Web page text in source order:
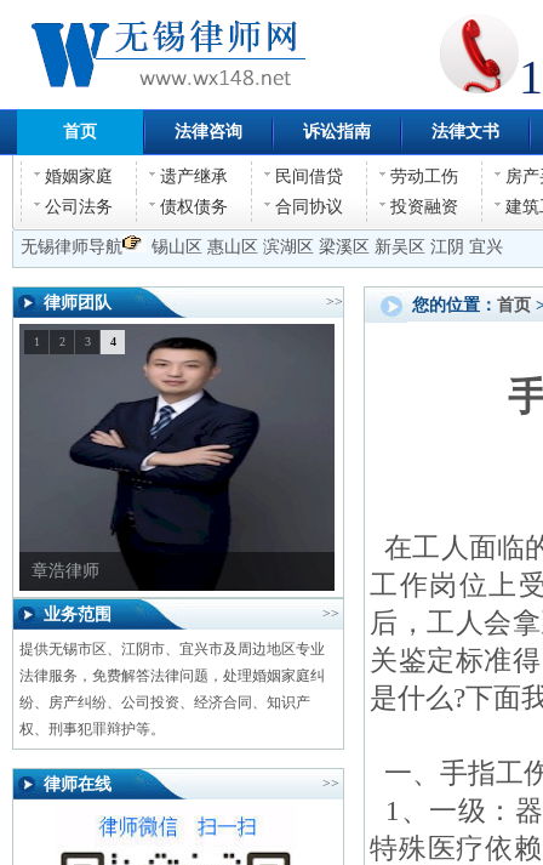
首页 法律咨询 诉讼指南 法律文书
婚姻家庭 遗产继承 民间借贷 劳动工伤
房
公司法务
债权债务 合同协议 投资融资 建筑
无锡律师导航 锡山区 惠山区 滨湖区 梁溪区 新吴区 江阴 宜兴
律师团队 >>
章浩律师
1 2 3 4
业务范围 >>
提供无锡市区、江阴市、宜兴市及周边地区专业
法律服务，免费解答法律问题，处理婚姻家庭纠
纷、房产纠纷、公司投资、经济合同、知识产
权、刑事犯罪辩护等。
律师在线 >>
您的位置： 首页
在工人面临
工作岗位上
后，工人会
关鉴定标准
是什么?下面
一、手指工
1、一级：
特殊医疗依